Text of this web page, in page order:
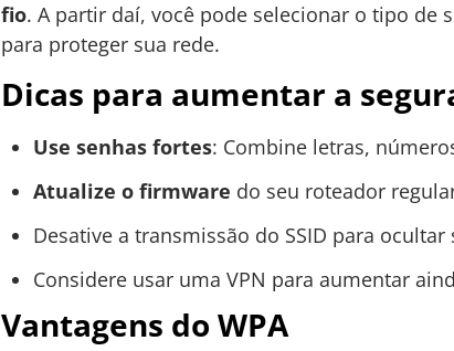
fio. A partir daí, você pode selecionar o tipo de
para proteger sua rede.
Dicas para aumentar a
Use senhas fortes: Combine letras,
Atualize o firmware do seu roteador
Desative a transmissão do SSID para ocultar
Considere usar uma VPN para aumentar
Vantagens do WPA